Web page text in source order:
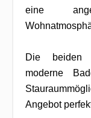
eine
Die beiden
moderne
Angebot